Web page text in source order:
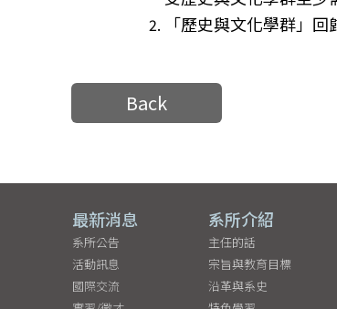
「歷史與文化學群」
Back
最新消息
系所公告
活動訊息
國際交流
系所介紹
主任的話
宗旨與教育目標
沿革與系史